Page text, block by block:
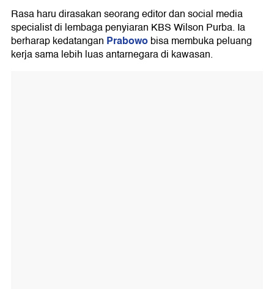
Rasa haru dirasakan seorang editor dan social media
specialist di lembaga penyiaran KBS Wilson Purba. Ia
berharap kedatangan Prabowobisa membuka peluang
kerja sama lebih luas antarnegara di kawasan.